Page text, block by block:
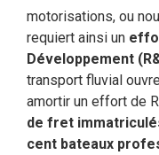
motorisations, ou
requiert ainsi un
Développement
transport fluvial
amortir un effort de
de fret
cent bateaux